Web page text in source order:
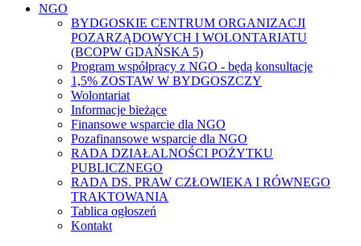
NGO
BYDGOSKIE CENTRUM ORGANIZACJI
POZARZĄDOWYCH I WOLONTARIATU
(BCOPW GDAŃSKA 5)
Program współpracy z NGO - będą konsultacje
1,5% ZOSTAW W BYDGOSZCZY
Wolontariat
Informacje bieżące
Finansowe wsparcie dla NGO
Pozafinansowe wsparcie dla NGO
RADA DZIAŁALNOŚCI POŻYTKU
PUBLICZNEGO
RADA DS. PRAW CZŁOWIEKA I RÓWNEGO
TRAKTOWANIA
Tablica ogłoszeń
Kontakt